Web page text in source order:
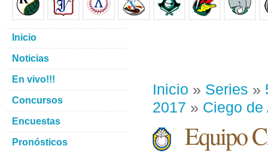
Inicio » Series »
2017 » Ciego de
Equipo
Inicio
Noticias
En vivo!!!
Concursos
Encuestas
Pronósticos